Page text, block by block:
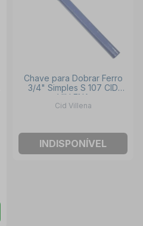
Chave para Dobrar Ferro
3/4" Simples S 107 CID
VILLENA
Cid Villena
INDISPONÍVEL